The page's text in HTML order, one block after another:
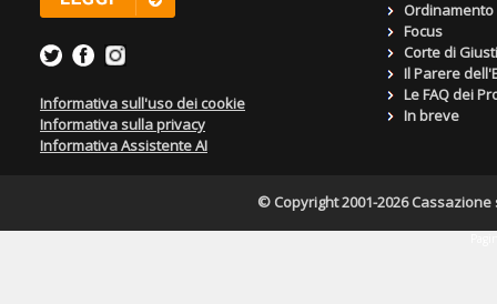
Informativa sull'uso dei cookie
Informativa sulla privacy
Informativa Assistente AI
Focus
Corte di
Il Parere
Le FAQ dei
In breve
© Copyright 2001-2026 Cassazione